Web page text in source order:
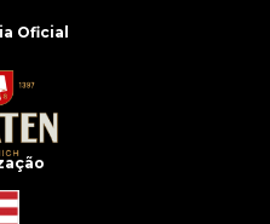
Oficial